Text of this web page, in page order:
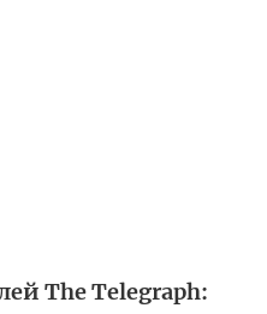
The Telegraph: